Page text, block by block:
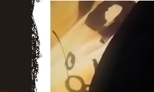
Видеоплеер